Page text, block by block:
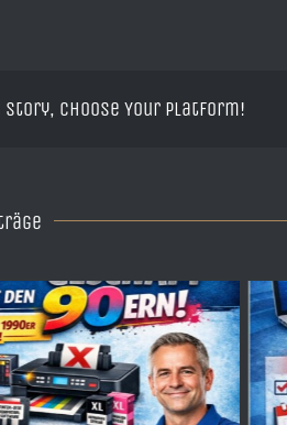
Story, Choose Your Platform!